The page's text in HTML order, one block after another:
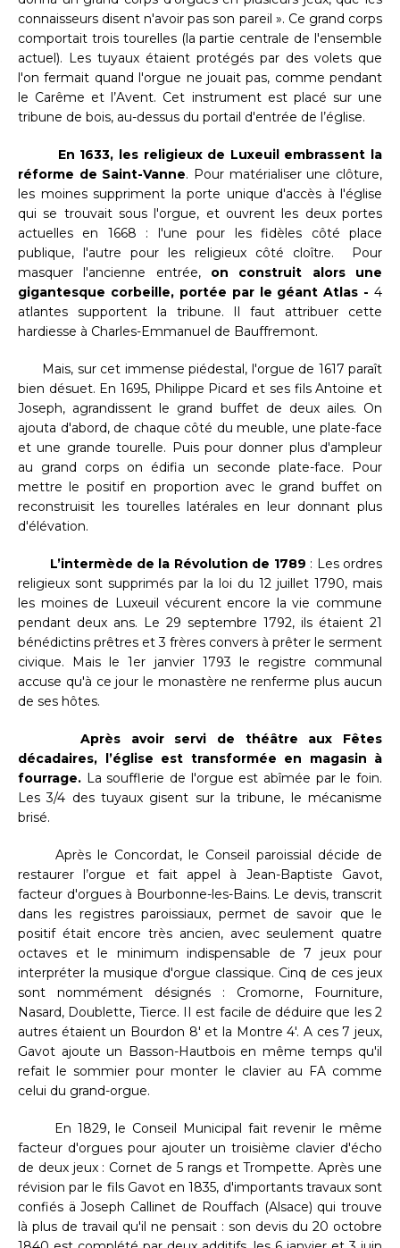
connaisseurs disent n'avoir pas son pareil ». Ce grand corps
comportait trois tourelles (la partie centrale de l'ensemble
actuel). Les tuyaux étaient protégés par des volets que
l'on fermait quand l'orgue ne jouait pas, comme pendant
le Carême et l’Avent. Cet instrument est placé sur une
tribune de bois, au-dessus du portail d'entrée de l’église.
En 1633, les religieux de Luxeuil embrassent la
réforme de Saint-Vanne. Pour matérialiser une clôture,
les moines suppriment la porte unique d'accès à l'église
qui se trouvait sous l'orgue, et ouvrent les deux portes
actuelles en 1668 : l'une pour les fidèles côté place
publique, l'autre pour les religieux côté cloître. Pour
masquer l'ancienne entrée, on construit alors une
gigantesque corbeille, portée par le géant Atlas - 4
atlantes supportent la tribune. Il faut attribuer cette
hardiesse à Charles-Emmanuel de Bauffremont.
Mais, sur cet immense piédestal, l'orgue de 1617 paraît
bien désuet. En 1695, Philippe Picard et ses fils Antoine et
Joseph, agrandissent le grand buffet de deux ailes. On
ajouta d'abord, de chaque côté du meuble, une plate-face
et une grande tourelle. Puis pour donner plus d'ampleur
au grand corps on édifia un seconde plate-face. Pour
mettre le positif en proportion avec le grand buffet on
reconstruisit les tourelles latérales en leur donnant plus
d'élévation.
L’intermède de la Révolution de 1789 : Les ordres
religieux sont supprimés par la loi du 12 juillet 1790, mais
les moines de Luxeuil vécurent encore la vie commune
pendant deux ans. Le 29 septembre 1792, ils étaient 21
bénédictins prêtres et 3 frères convers à prêter le serment
civique. Mais le 1er janvier 1793 le registre communal
accuse qu'à ce jour le monastère ne renferme plus aucun
de ses hôtes.
Après avoir servi de théâtre aux Fêtes
décadaires, l’église est transformée en magasin à
fourrage. La soufflerie de l'orgue est abîmée par le foin.
Les 3/4 des tuyaux gisent sur la tribune, le mécanisme
brisé.
Après le Concordat, le Conseil paroissial décide de
restaurer l’orgue et fait appel à Jean-Baptiste Gavot,
facteur d'orgues à Bourbonne-les-Bains. Le devis, transcrit
dans les registres paroissiaux, permet de savoir que le
positif était encore très ancien, avec seulement quatre
octaves et le minimum indispensable de 7 jeux pour
interpréter la musique d'orgue classique. Cinq de ces jeux
sont nommément désignés : Cromorne, Fourniture,
Nasard, Doublette, Tierce. II est facile de déduire que les 2
autres étaient un Bourdon 8' et la Montre 4'. A ces 7 jeux,
Gavot ajoute un Basson-Hautbois en même temps qu'il
refait le sommier pour monter le clavier au FA comme
celui du grand-orgue.
En 1829, le Conseil Municipal fait revenir le même
facteur d'orgues pour ajouter un troisième clavier d'écho
de deux jeux : Cornet de 5 rangs et Trompette. Après une
révision par le fils Gavot en 1835, d'importants travaux sont
confiés ä Joseph Callinet de Rouffach (Alsace) qui trouve
là plus de travail qu'il ne pensait : son devis du 20 octobre